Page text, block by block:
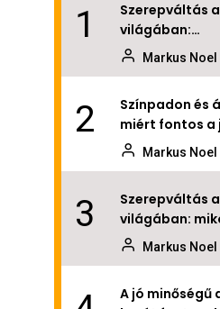
1
Szerepváltás
világában:
Markus Noel
2
Színpadon és
miért fontos a
önbemutatás?
Markus Noel
3
Szerepváltás
világában:
új állás után
Markus Noel
A jó minőségű
munka világában: